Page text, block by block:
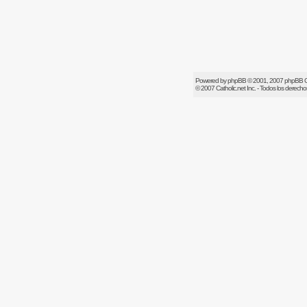
Powered byphpBB© 2001, 2007 phpBB
© 2007Catholic.netInc. - Todos los